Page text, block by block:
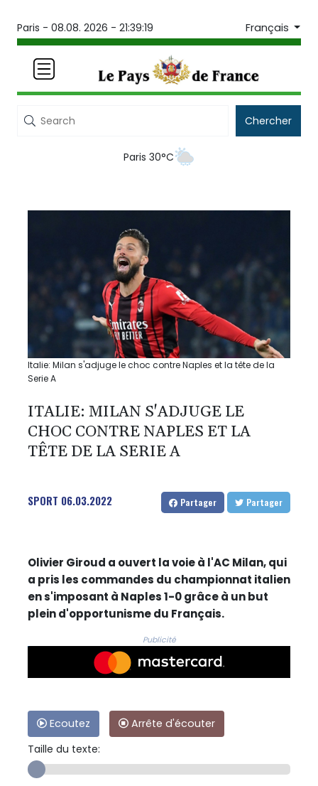
Paris - 08.08. 2026 - 21:39:19 Français
Chercher
Paris 30°C
Italie: Milan s'adjuge le choc contre Naples et la tête de la
Serie A
ITALIE: MILAN S'ADJUGE LE
CHOC CONTRE NAPLES ET LA
TÊTE DE LA SERIE A
SPORT 06.03.2022 Partager Partager
Olivier Giroud a ouvert la voie à l'AC Milan, qui
a pris les commandes du championnat italien
en s'imposant à Naples 1-0 grâce à un but
plein d'opportunisme du Français.
Publicité
Ecoutez
Arrête d'écouter
Taille du texte: